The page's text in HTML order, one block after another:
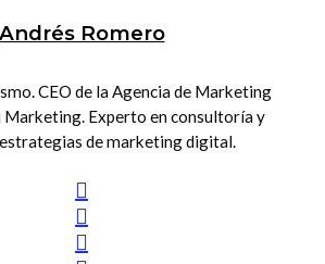
Andrés Romero
CEO de la Agencia de Marketing
Experto en consultoría y
de marketing digital.